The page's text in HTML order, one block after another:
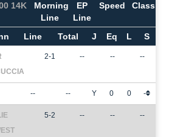
14K
Morning
Line
EP
Line
Speed Class
Line Total J Eq L S
2-1 -- -- --
-- -- Y 0 0 -
5-2 -- -- --